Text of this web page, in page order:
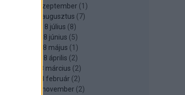
2018 szeptember (1 )
2018 augusztus (7)
2018 július (8)
2018 június (5)
2018 május (1 )
2018 április (2)
2018 március (2)
2018 február (2)
2017 november (2)